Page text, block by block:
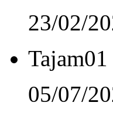
23/02/
Tajam01
05/07/